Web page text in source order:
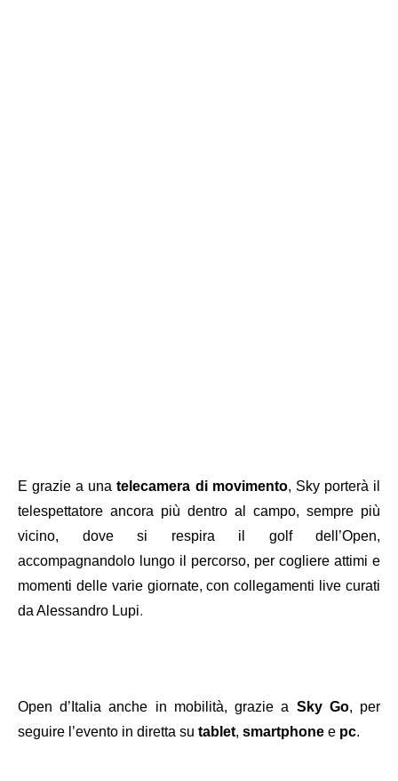
E grazie a unatelecamera di movimento, Sky porterà il
telespettatore ancora più dentro al campo, sempre più
vicino, dove si respira il golf dell’Open,
accompagnandolo lungo il percorso, per cogliere attimi e
momenti delle varie giornate, con collegamenti live curati
da Alessandro Lupi.
Open d’Italia anche in mobilità, grazie a Sky Go, per
seguire l’evento in diretta su tablet, smartphone e pc.